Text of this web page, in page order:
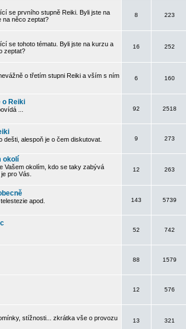
se prvního stupně Reiki. Byli jste na
na něco zeptat?
8 223
se tohoto tématu. Byli jste na kurzu a
zeptat?
16 252
o třetím stupni Reiki a vším s ním
6 160
o Reiki
... 92 2518
dešti, alespoň je o čem diskutovat. 9 273
okolí
Vašem okolím, kdo se taky zabývá
pro Vás.
12 263
apod. 143 5739
52 742
88 1579
12 576
stížnosti... zkrátka vše o provozu
13 321